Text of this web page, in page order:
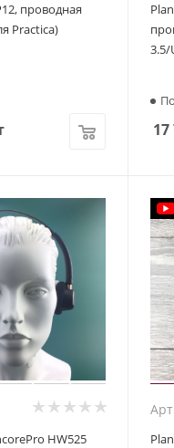
проводная
Practica)
3.5/
17
HW525